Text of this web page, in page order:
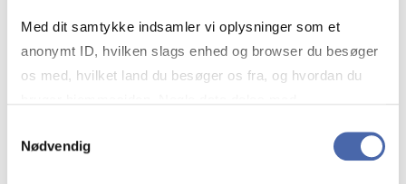
Med dit samtykke indsamler vi oplysninger som et
anonymt ID, hvilken slags enhed og browser du besøger
os med, hvilket land du besøger os fra, og hvordan du
markedsføring. Du bestemmer selv - og kan altid trække
Nødvendig
effektivitet og…
Økonomi og matematik Kultur og samfund